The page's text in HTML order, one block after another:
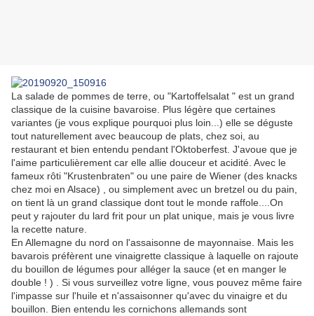
La salade de pommes de terre, ou "Kartoffelsalat " est un grand
classique de la cuisine bavaroise. Plus légère que certaines
variantes (je vous explique pourquoi plus loin...) elle se déguste
tout naturellement avec beaucoup de plats, chez soi, au
restaurant et bien entendu pendant l'Oktoberfest. J'avoue que je
l'aime particulièrement car elle allie douceur et acidité. Avec le
fameux rôti "Krustenbraten" ou une paire de Wiener (des knacks
chez moi en Alsace) , ou simplement avec un bretzel ou du pain,
on tient là un grand classique dont tout le monde raffole....On
peut y rajouter du lard frit pour un plat unique, mais je vous livre
la recette nature.
En Allemagne du nord on l'assaisonne de mayonnaise. Mais les
bavarois préfèrent une vinaigrette classique à laquelle on rajoute
du bouillon de légumes pour alléger la sauce (et en manger le
double ! ) . Si vous surveillez votre ligne, vous pouvez même faire
l'impasse sur l'huile et n'assaisonner qu'avec du vinaigre et du
bouillon. Bien entendu les cornichons allemands sont